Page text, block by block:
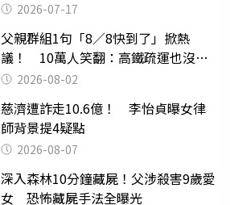
2026-07-17
父親群組1句「8／8快到了」掀熱
議！ 10萬人笑翻：高鐵疏運也沒列
父親節
2026-08-02
慈濟遭詐走10.6億！ 李怡貞曝女律
師背景提4疑點
2026-08-07
深入森林10分鐘藏屍！父涉殺害9歲愛
女 恐怖藏屍手法全曝光